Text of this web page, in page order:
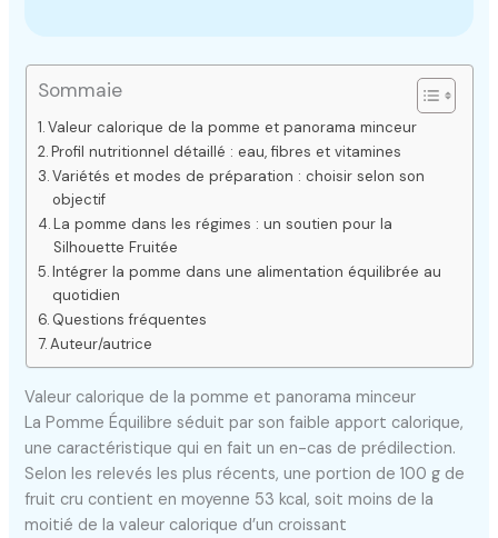
Sommaie
Valeur calorique de la pomme et panorama minceur
Profil nutritionnel détaillé : eau, fibres et vitamines
Variétés et modes de préparation : choisir selon son
objectif
La pomme dans les régimes : un soutien pour la
Silhouette Fruitée
Intégrer la pomme dans une alimentation équilibrée au
quotidien
Questions fréquentes
Auteur/autrice
Valeur calorique de la pomme et panorama minceur
La Pomme Équilibre séduit par son faible apport calorique,
une caractéristique qui en fait un en-cas de prédilection.
Selon les relevés les plus récents, une portion de 100 g de
fruit cru contient en moyenne 53 kcal, soit moins de la
moitié de la valeur calorique d’un croissant